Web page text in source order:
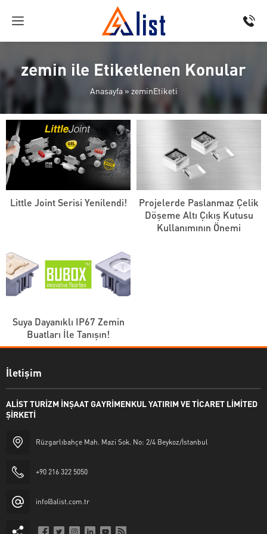
zemin ile Etiketlenen Konular
Anasayfa» zeminEtiketi
Little Joint Serisi Yenilendi!
Projelerde Paslanmaz Çelik
Döşeme Altı Çıkış Kutusu
Kullanımının Önemi
Suya Dayanıklı IP67 Zemin
Buatları İle Tanışın!
İletişim
ALİST TURİZM İNŞAAT GAYRİMENKUL YATIRIM VE TİCARET LİMİTED
ŞİRKETİ
Rüzgarlıbahçe Mah. Mazi Sok. No: 2/4 Beykoz/İstanbul
+90 216 322 5050
info@alist.com.tr